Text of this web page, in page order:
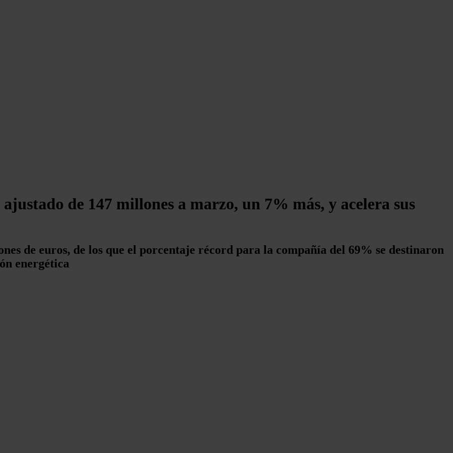
de 147 millones a marzo, un 7% más, y acelera sus
de euros, de los que el porcentaje récord para la compañía del 69% se destinaron
energética